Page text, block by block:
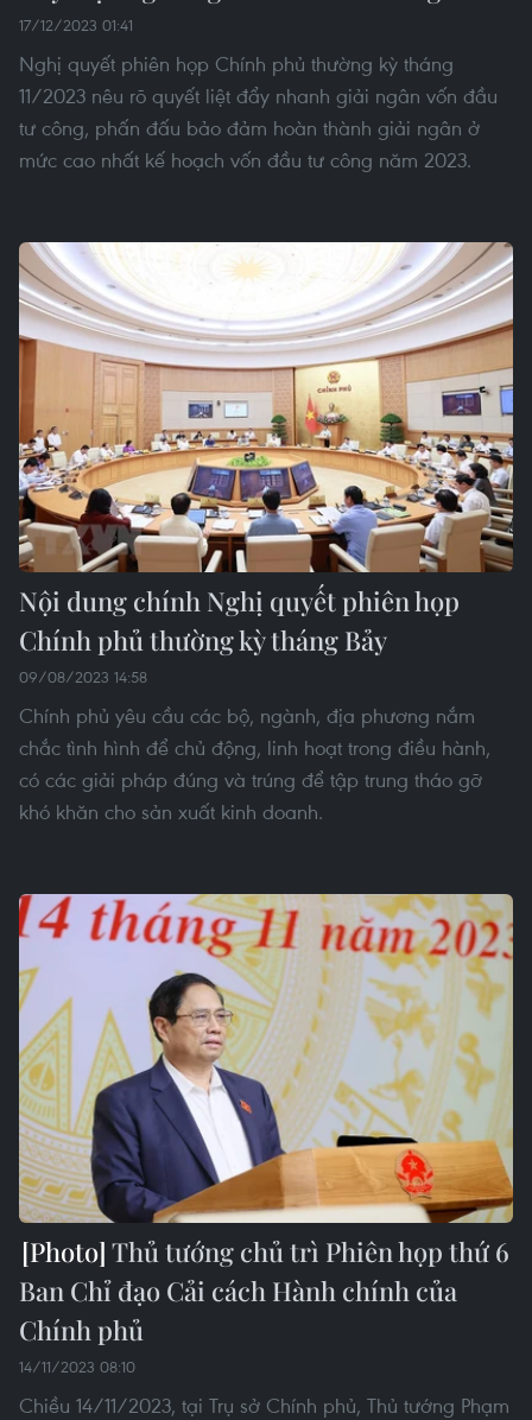
17/12/2023 01:41
Nghị quyết phiên họp Chính phủ thường kỳ tháng
11/2023 nêu rõ quyết liệt đẩy nhanh giải ngân vốn đầu
tư công, phấn đấu bảo đảm hoàn thành giải ngân ở
mức cao nhất kế hoạch vốn đầu tư công năm 2023.
Nội dung chính Nghị quyết phiên họp
Chính phủ thường kỳ tháng Bảy
09/08/2023 14:58
Chính phủ yêu cầu các bộ, ngành, địa phương nắm
chắc tình hình để chủ động, linh hoạt trong điều hành,
có các giải pháp đúng và trúng để tập trung tháo gỡ
khó khăn cho sản xuất kinh doanh.
Thủ tướng chủ trì Phiên họp thứ 6
Ban Chỉ đạo Cải cách Hành chính của
Chính phủ
14/11/2023 08:10
Chiều 14/11/2023, tại Trụ sở Chính phủ, Thủ tướng Phạm